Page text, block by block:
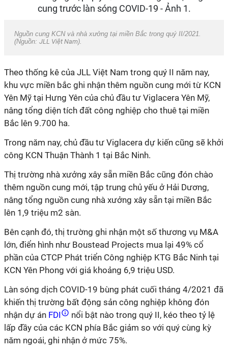
Nguồn cung KCN và nhà xưởng tại miền Bắc trong quý II/2021.
(Nguồn: JLL Việt Nam).
Theo thống kê của JLL Việt Nam trong quý II năm nay,
khu vực miền bắc ghi nhận thêm nguồn cung mới từ KCN
Yên Mỹ tại Hưng Yên của chủ đầu tư Viglacera Yên Mỹ,
nâng tổng diện tích đất công nghiệp cho thuê tại miền
Bắc lên 9.700 ha.
Trong năm nay, chủ đầu tư Viglacera dự kiến cũng sẽ khởi
công KCN Thuận Thành 1 tại Bắc Ninh.
Thị trường nhà xưởng xây sẵn miền Bắc cũng đón chào
thêm nguồn cung mới, tập trung chủ yếu ở Hải Dương,
nâng tổng nguồn cung nhà xưởng xây sẵn tại miền Bắc
lên 1,9 triệu m2 sàn.
Bên cạnh đó, thị trường ghi nhận một số thương vụ M&A
lớn, điển hình như Boustead Projects mua lại 49% cổ
phần của CTCP Phát triển Công nghiệp KTG Bắc Ninh tại
KCN Yên Phong với giá khoảng 6,9 triệu USD.
Làn sóng dịch COVID-19 bùng phát cuối tháng 4/2021 đã
khiến thị trường bất động sản công nghiệp không đón
nhận dự án FDI
nổi bật nào trong quý II, kéo theo tỷ lệ
lấp đầy của các KCN phía Bắc giảm so với quý cùng kỳ
năm ngoái, ghi nhận ở mức 75%.